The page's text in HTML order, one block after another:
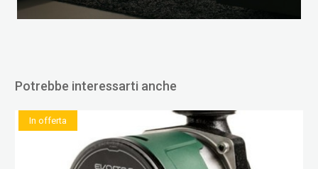
Potrebbe interessarti anche
In offerta